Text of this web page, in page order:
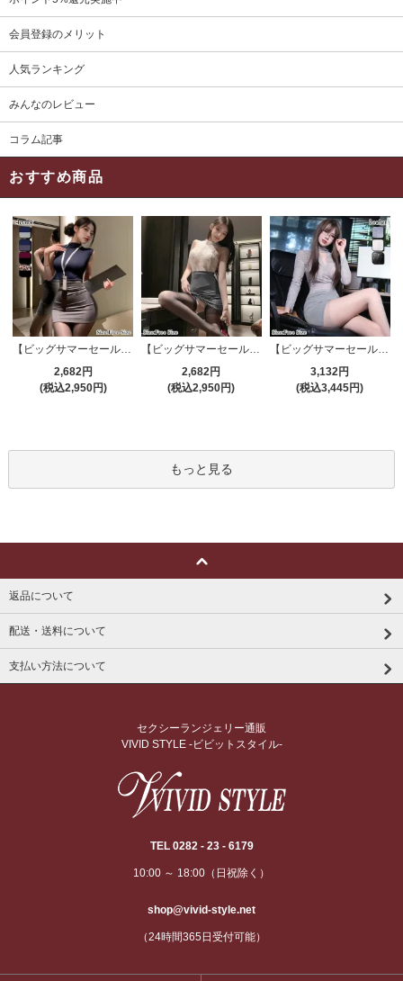
会員登録のメリット
人気ランキング
みんなのレビュー
コラム記事
おすすめ商品
【ビッグサマーセール対象品】セクシーコスプレ(SEXYCOSPLAY) 4421
2,682円
(税込2,950円)
【ビッグサマーセール対象品】セクシーコスプレ(SEXYCOSPLAY) 4191
2,682円
(税込2,950円)
【ビッグサマーセール対象品】セクシーコスプレ(SEXYCOSPLAY) 4173
3,132円
(税込3,445円)
もっと見る
返品について
配送・送料について
支払い方法について
セクシーランジェリー通販
VIVID STYLE -ビビットスタイル-
TEL 0282 - 23 - 6179
10:00 ～ 18:00（日祝除く）
shop@vivid-style.net
（24時間365日受付可能）